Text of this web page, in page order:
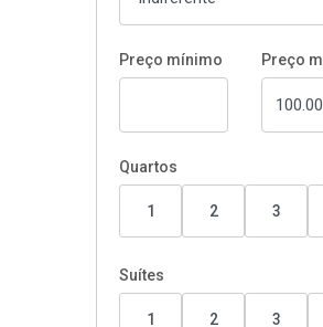
Preço mínimo Preço
Quartos
1 2 3
Suítes
1 2 3